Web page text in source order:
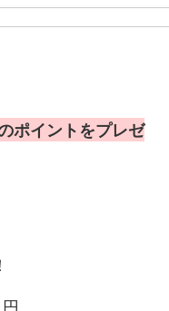
ポイントをプレゼ